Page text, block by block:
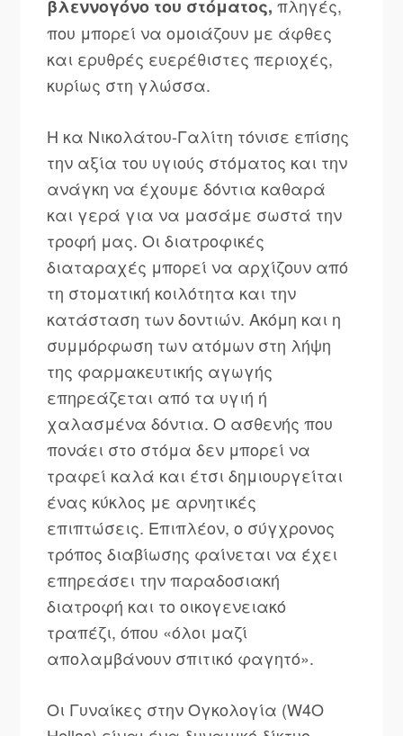
βλεννογόνο του στόματος, πληγές,
που μπορεί να ομοιάζουν με άφθες
και ερυθρές ευερέθιστες περιοχές,
κυρίως στη γλώσσα.
Η κα Νικολάτου-Γαλίτη τόνισε επίσης
την αξία του υγιούς στόματος και την
ανάγκη να έχουμε δόντια καθαρά
και γερά για να μασάμε σωστά την
τροφή μας. Οι διατροφικές
διαταραχές μπορεί να αρχίζουν από
τη στοματική κοιλότητα και την
κατάσταση των δοντιών. Ακόμη και η
συμμόρφωση των ατόμων στη λήψη
της φαρμακευτικής αγωγής
επηρεάζεται από τα υγιή ή
χαλασμένα δόντια. Ο ασθενής που
πονάει στο στόμα δεν μπορεί να
τραφεί καλά και έτσι δημιουργείται
ένας κύκλος με αρνητικές
επιπτώσεις. Επιπλέον, ο σύγχρονος
τρόπος διαβίωσης φαίνεται να έχει
επηρεάσει την παραδοσιακή
διατροφή και το οικογενειακό
τραπέζι, όπου «όλοι μαζί
απολαμβάνουν σπιτικό φαγητό».
Οι Γυναίκες στην Ογκολογία (W4O